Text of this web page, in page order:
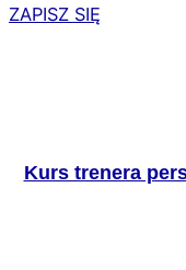
ZAPISZ SIĘ
Kurs trenera